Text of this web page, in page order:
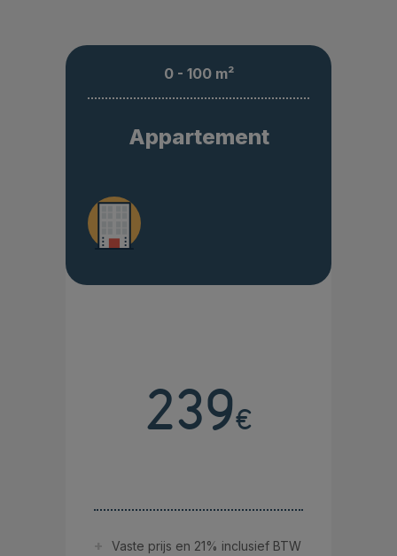
0 - 100 m²
Appartement
239€
Vaste prijs en 21% inclusief BTW